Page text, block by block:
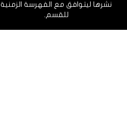
نشرها ليتوافق مع الفهرسة الزمنية
للقسم.